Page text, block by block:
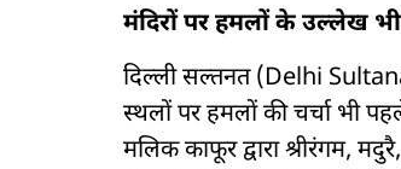
मंदिरों पर हमलों के उल्लेख
दिल्ली सल्तनत (Delhi
स्थलों पर हमलों की चर्चा भी
मलिक काफूर द्वारा श्रीरंगम,